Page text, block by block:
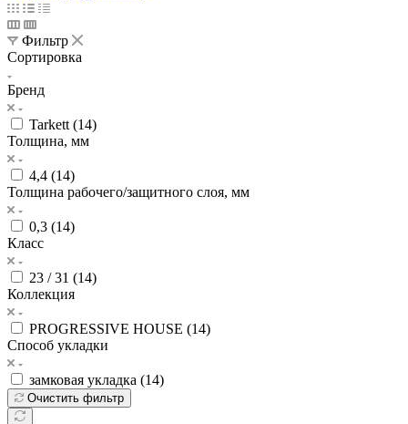
Фильтр
Сортировка
Бренд
Tarkett (14)
Толщина, мм
4,4 (14)
Толщина рабочего/защитного слоя, мм
0,3 (14)
Класс
23 / 31 (14)
Коллекция
PROGRESSIVE HOUSE (14)
Способ укладки
замковая укладка (14)
Очистить фильтр